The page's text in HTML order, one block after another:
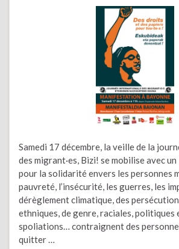
Samedi 17 décembre, la veille de la
des migrant·es, Bizi! se mobilise avec
pour la solidarité envers les personnes
pauvreté, l’insécurité, les guerres, les
dérèglement climatique, des
ethniques, de genre, raciales, politiques
spoliations… contraignent des
quitter …